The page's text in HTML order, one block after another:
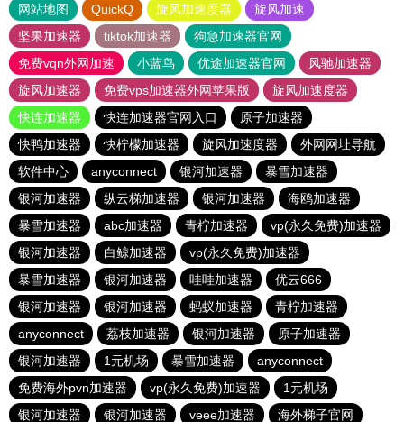
网站地图 QuickQ 旋风加速度器
旋风加速
坚果加速器
tiktok加速器
狗急加速器官网
免费vqn外网加速
小蓝鸟 优途加速器官网
风驰加速器
旋风加速器
免费vps加速器外网苹果版
旋风加速度器
快连加速器
快连加速器官网入口
原子加速器
快鸭加速器
快柠檬加速器 旋风加速度器
外网网址导航
软件中心
anyconnect 银河加速器
暴雪加速器
银河加速器
纵云梯加速器 银河加速器
海鸥加速器
暴雪加速器
abc加速器 青柠加速器
vp(永久免费)加速器
银河加速器
白鲸加速器
vp(永久免费)加速器
暴雪加速器
银河加速器 哇哇加速器
优云666
银河加速器
银河加速器 蚂蚁加速器
青柠加速器
anyconnect
荔枝加速器 银河加速器
原子加速器
银河加速器
1元机场 暴雪加速器
anyconnect
免费海外pvn加速器
vp(永久免费)加速器
1元机场
银河加速器
银河加速器 veee加速器 海外梯子官网